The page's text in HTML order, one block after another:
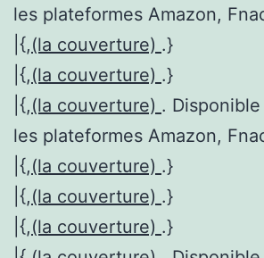
les plateformes Amazon,
|{,(la couverture) .}
|{,(la couverture) .}
|{,(la couverture) . Disponible
les plateformes Amazon,
|{,(la couverture) .}
|{,(la couverture) .}
|{,(la couverture) .}